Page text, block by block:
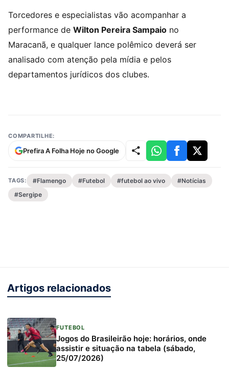
Torcedores e especialistas vão acompanhar a
performance de Wilton Pereira Sampaio no
Maracanã, e qualquer lance polêmico deverá ser
analisado com atenção pela mídia e pelos
departamentos jurídicos dos clubes.
COMPARTILHE:
Prefira A Folha Hoje no Google
TAGS: #Flamengo #Futebol #futebol ao vivo
#Notícias
#Sergipe
Artigos relacionados
FUTEBOL
Jogos do Brasileirão hoje: horários, onde
assistir e situação na tabela (sábado,
25/07/2026)